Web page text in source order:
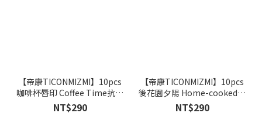
【帝康TICONMIZMI】10pcs
咖啡杯唇印 Coffee Time抗藍
光彩色日拋
NT$290
【帝康TICONMIZMI】10pcs
後花園夕陽 Home-cooked抗
藍光彩色日拋
NT$290